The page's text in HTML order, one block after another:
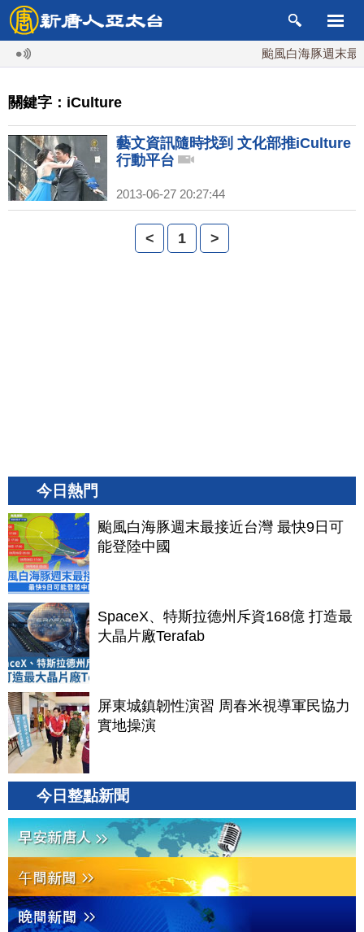
颱風白海豚週末最
關鍵字：iCulture
藝文資訊隨時找到 文化部推iCulture
行動平台
2013-06-27 20:27:44
< 1 >
今日熱門
颱風白海豚週末最接近台灣 最快9日可
能登陸中國
SpaceX、特斯拉德州斥資168億 打造最
大晶片廠Terafab
屏東城鎮韌性演習 周春米視導軍民協力
實地操演
今日整點新聞